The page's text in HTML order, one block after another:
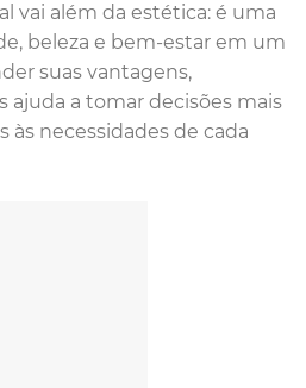
vai além da estética: é uma
beleza e bem-estar em um
suas vantagens,
ajuda a tomar decisões mais
às necessidades de cada